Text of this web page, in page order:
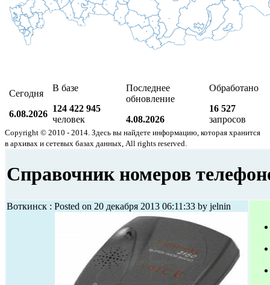
Сегодня
6.08.2026
В базе
124 422 945
человек
Последнее
обновление
4.08.2026
Обработано
16 527
запросов
Copyright © 2010 - 2014. Здесь вы найдете информацию, которая хранится
в архивах и сетевых базах данных, All rights reserved.
Справочник номеров
Воткинск : Posted on 20 декабря 2013 06:11:33 by jelnin